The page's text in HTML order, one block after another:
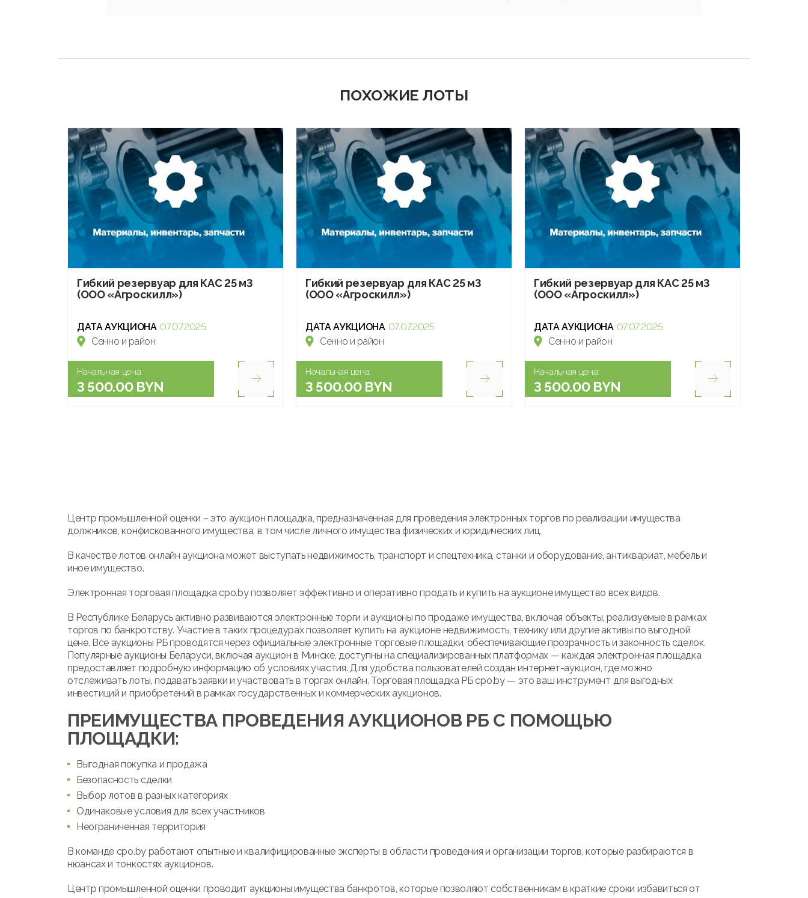
ПОХОЖИЕ ЛОТЫ
Гибкий резервуар для КАС 25 м3
(ООО «Агроскилл»)
ДАТА АУКЦИОНА 07.07.2025
Сенно и район
Начальная цена:
3 500.00 BYN
Гибкий резервуар для КАС 25 м3
(ООО «Агроскилл»)
ДАТА АУКЦИОНА 07.07.2025
Сенно и район
Начальная цена:
3 500.00 BYN
Гибкий резервуар для КАС 25 м3
(ООО «Агроскилл»)
ДАТА АУКЦИОНА 07.07.2025
Сенно и район
Начальная цена:
3 500.00 BYN
Центр промышленной оценки – это аукцион площадка, предназначенная для проведения электронных торгов по реализации имущества
должников, конфискованного имущества, в том числе личного имущества физических и юридических лиц.
В качестве лотов онлайн аукциона может выступать недвижимость, транспорт и спецтехника, станки и оборудование, антиквариат, мебель и
иное имущество.
Электронная торговая площадка cpo.by позволяет эффективно и оперативно продать и купить на аукционе имущество всех видов.
В Республике Беларусь активно развиваются электронные торги и аукционы по продаже имущества, включая объекты, реализуемые в рамках
торгов по банкротству. Участие в таких процедурах позволяет купить на аукционе недвижимость, технику или другие активы по выгодной
цене. Все аукционы РБ проводятся через официальные электронные торговые площадки, обеспечивающие прозрачность и законность сделок.
Популярные аукционы Беларуси, включая аукцион в Минске, доступны на специализированных платформах — каждая электронная площадка
предоставляет подробную информацию об условиях участия. Для удобства пользователей создан интернет-аукцион, где можно
отслеживать лоты, подавать заявки и участвовать в торгах онлайн. Торговая площадка РБ cpo.by — это ваш инструмент для выгодных
инвестиций и приобретений в рамках государственных и коммерческих аукционов.
ПРЕИМУЩЕСТВА ПРОВЕДЕНИЯ АУКЦИОНОВ РБ С ПОМОЩЬЮ
ПЛОЩАДКИ:
Выгодная покупка и продажа
Безопасность сделки
Выбор лотов в разных категориях
Одинаковые условия для всех участников
Неограниченная территория
В команде cpo.by работают опытные и квалифицированные эксперты в области проведения и организации торгов, которые разбираются в
нюансах и тонкостях аукционов.
Центр промышленной оценки проводит аукционы имущества банкротов, которые позволяют собственникам в краткие сроки избавиться от